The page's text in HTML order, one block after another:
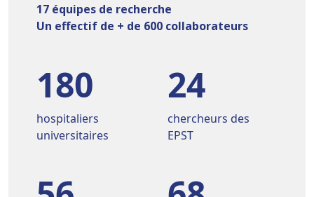
17 équipes de recherche
Un effectif de + de 600 collaborateurs
180
hospitaliers
universitaires
24
chercheurs des
EPST